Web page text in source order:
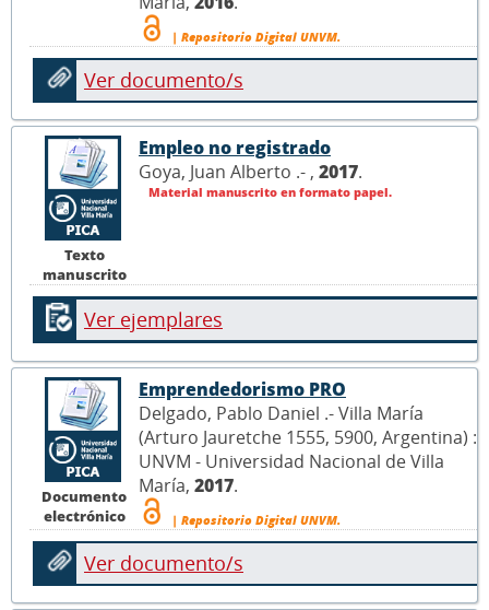
| Repositorio Digital UNVM.
Ver documento/s
Texto
manuscrito
Empleo no registrado
Goya, Juan Alberto .- , 2017.
Material manuscrito en formato papel.
Ver ejemplares
Documento
electrónico
Emprendedorismo PRO
Delgado, Pablo Daniel .- Villa María
(Arturo Jauretche 1555, 5900, Argentina) :
UNVM - Universidad Nacional de Villa
María, 2017.
| Repositorio Digital UNVM.
Ver documento/s